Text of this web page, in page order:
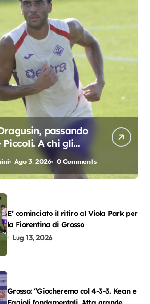
passando
Piccoli. A chi gli
Ago 3, 2026 0 Comments
E’ cominciato il ritiro al Viola Park per
la Fiorentina di Grosso
Lug 13, 2026
Grosso: “Giocheremo col 4-3-3. Kean e
Fagioli fondamentali. Atta grande